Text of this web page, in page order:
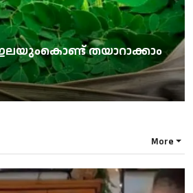
തയാറാക്കാം
More